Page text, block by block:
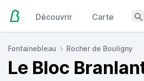
Découvrir Carte
Fontainebleau Rocher de Bouligny
Le Bloc